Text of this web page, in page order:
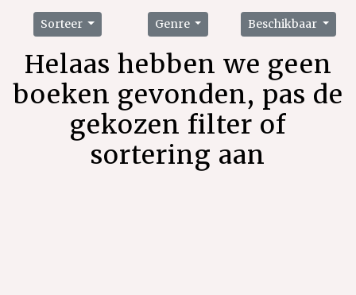
Sorteer Genre Beschikbaar
Helaas hebben we geen
boeken gevonden, pas de
gekozen filter of
sortering aan